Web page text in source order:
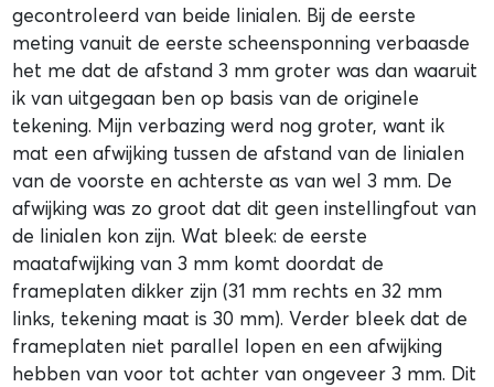
gecontroleerd van beide linialen. Bij de eerste
meting vanuit de eerste scheensponning verbaasde
het me dat de afstand 3 mm groter was dan waaruit
ik van uitgegaan ben op basis van de originele
tekening. Mijn verbazing werd nog groter, want ik
mat een afwijking tussen de afstand van de linialen
van de voorste en achterste as van wel 3 mm. De
afwijking was zo groot dat dit geen instellingfout van
de linialen kon zijn. Wat bleek: de eerste
maatafwijking van 3 mm komt doordat de
frameplaten dikker zijn (31 mm rechts en 32 mm
links, tekening maat is 30 mm). Verder bleek dat de
frameplaten niet parallel lopen en een afwijking
hebben van voor tot achter van ongeveer 3 mm. Dit